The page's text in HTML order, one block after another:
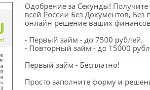
Одобрение за Секунды!
всей России Без Документов,
онлайн решение ваших
- Первый займ - до 7500 рублей,
- Повторный займ - до 15000
Первый займ - Бесплатно!
Просто заполните форму и